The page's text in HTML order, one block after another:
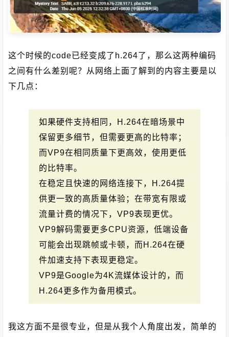
这个时候的code已经变成了h.264了，那么这两种编码
之间有什么差别呢？从网络上面了解到的内容主要是以
下几点：
如果硬件支持相同，H.264在暗场景中
保留更多细节，但需要更高的比特率；
而VP9在相同质量下更高效，使用更低
的比特率。
在稳定且快速的网络连接下，H.264提
供更一致的高质量体验；在带宽有限或
流量计费的情况下，VP9表现更优。
VP9解码需要更多CPU资源，低端设备
可能会出现跳帧或卡顿，而H.264在硬
件加速支持下表现更稳定。
VP9是Google为4K流媒体设计的，而
H.264更多作为备用模式。
我这方面不是很专业，但是从我个人角度出发，简单的